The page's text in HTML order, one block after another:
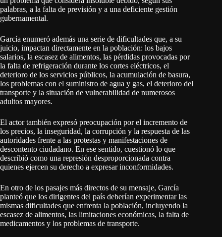
palabras, a la falta de previsión y a una deficiente gestión
gubernamental.
García enumeró además una serie de dificultades que, a su
juicio, impactan directamente en la población: los bajos
salarios, la escasez de alimentos, las pérdidas provocadas por
la falta de refrigeración durante los cortes eléctricos, el
deterioro de los servicios públicos, la acumulación de basura,
los problemas con el suministro de agua y gas, el deterioro del
transporte y la situación de vulnerabilidad de numerosos
adultos mayores.
El actor también expresó preocupación por el incremento de
los precios, la inseguridad, la corrupción y la respuesta de las
autoridades frente a las protestas y manifestaciones de
descontento ciudadano. En ese sentido, cuestionó lo que
describió como una represión desproporcionada contra
quienes ejercen su derecho a expresar inconformidades.
En otro de los pasajes más directos de su mensaje, García
planteó que los dirigentes del país deberían experimentar las
mismas dificultades que enfrenta la población, incluyendo la
escasez de alimentos, las limitaciones económicas, la falta de
medicamentos y los problemas de transporte.